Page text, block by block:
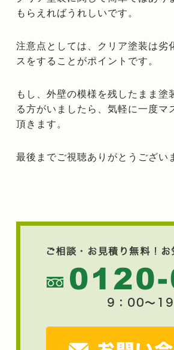
もらえればうれしいです。
注意点としては、クリア塗装は劣
スをすることがポイントです。
もし、外壁の模様を残したまま
る方がいましたら、気軽に一度
頂きます。
最後までご視聴ありがとうござい